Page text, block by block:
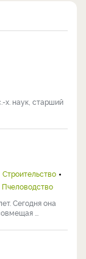
х. наук, старший
Строительство
Пчеловодство
Сегодня она
...